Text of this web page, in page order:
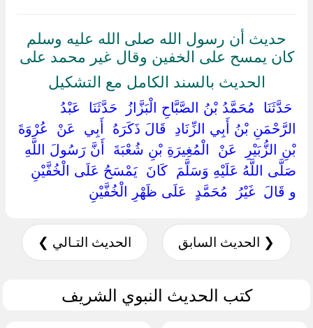
حديث أن رسول الله صلى الله عليه وسلم
كان يمسح على الخفين وقال غير محمد على
الحديث بالسند الكامل مع التشكيل
‏ ‏حَدَّثَنَا ‏ ‏مُحَمَّدُ بْنُ الصَّبَّاحِ الْبَزَّازُ ‏ ‏حَدَّثَنَا ‏ ‏عَبْدُ
الرَّحْمَنِ بْنُ أَبِي الزِّنَادِ ‏ ‏قَالَ ذَكَرَهُ ‏ ‏أَبِي ‏ ‏عَنْ ‏ ‏عُرْوَةَ
بْنِ الزُّبَيْرِ ‏ ‏عَنْ ‏ ‏الْمُغِيرَةِ بْنِ شُعْبَةَ ‏ ‏أَنَّ رَسُولَ اللَّهِ ‏
‏صَلَّى اللَّهُ عَلَيْهِ وَسَلَّمَ ‏ ‏كَانَ ‏ ‏يَمْسَحُ عَلَى الْخُفَّيْنِ ‏
‏و قَالَ ‏ ‏غَيْرُ ‏ ‏مُحَمَّدٍ ‏ ‏عَلَى ظَهْرِ الْخُفَّيْنِ ‏
❮ الحديث السابق الحديث التـالي ❯
كتب الحديث النبوي الشريف